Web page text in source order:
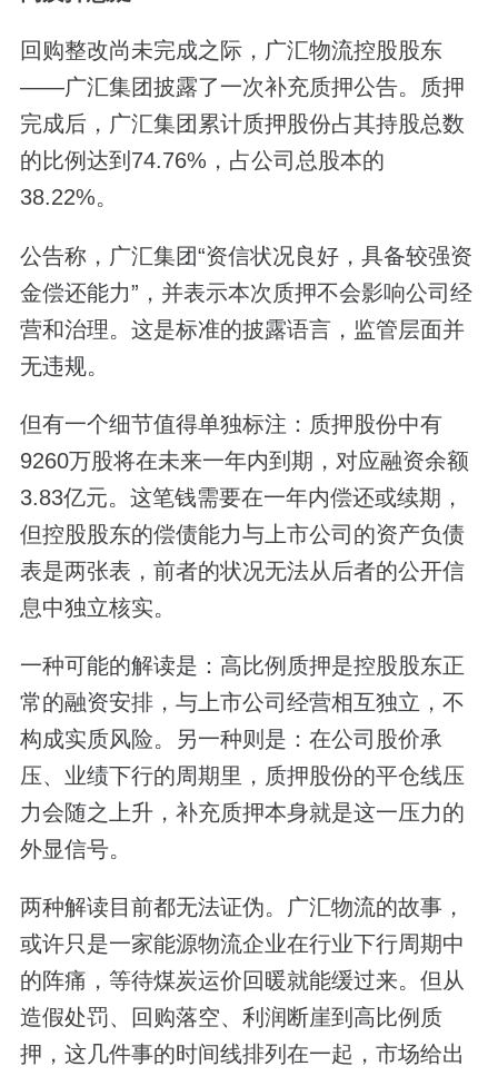
回购整改尚未完成之际，广汇物流控股股东
——广汇集团披露了一次补充质押公告。质押
完成后，广汇集团累计质押股份占其持股总数
的比例达到74.76%，占公司总股本的
38.22%。
公告称，广汇集团“资信状况良好，具备较强资
金偿还能力”，并表示本次质押不会影响公司经
营和治理。这是标准的披露语言，监管层面并
无违规。
但有一个细节值得单独标注：质押股份中有
9260万股将在未来一年内到期，对应融资余额
3.83亿元。这笔钱需要在一年内偿还或续期，
但控股股东的偿债能力与上市公司的资产负债
表是两张表，前者的状况无法从后者的公开信
息中独立核实。
一种可能的解读是：高比例质押是控股股东正
常的融资安排，与上市公司经营相互独立，不
构成实质风险。另一种则是：在公司股价承
压、业绩下行的周期里，质押股份的平仓线压
力会随之上升，补充质押本身就是这一压力的
外显信号。
两种解读目前都无法证伪。广汇物流的故事，
或许只是一家能源物流企业在行业下行周期中
的阵痛，等待煤炭运价回暖就能缓过来。但从
造假处罚、回购落空、利润断崖到高比例质
押，这几件事的时间线排列在一起，市场给出